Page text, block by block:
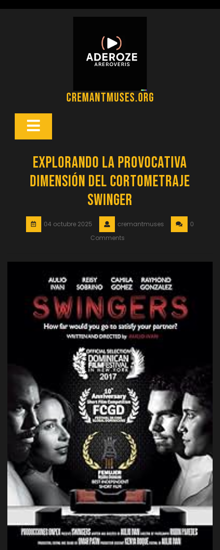
cremantmuses.org
Botón
Explorando la Provocativa
Dimensión del Cortometraje
Swinger
04 octubre 2025 cremantmuses
0
Comments